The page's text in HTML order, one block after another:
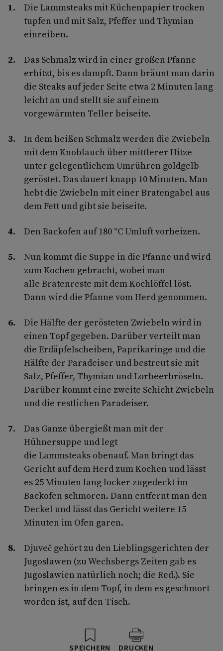
Die Lammsteaks mit Küchenpapier trocken
tupfen und mit Salz, Pfeffer und Thymian
einreiben.
Das Schmalz wird in einer großen Pfanne
erhitzt, bis es dampft. Dann bräunt man darin
die Steaks auf jeder Seite etwa 2 Minuten lang
leicht an und stellt sie auf einem
vorgewärmten Teller beiseite.
In dem heißen Schmalz werden die Zwiebeln
mit dem Knoblauch über mittlerer Hitze
unter gelegentlichem Umrühren goldgelb
geröstet. Das dauert knapp 10 Minuten. Man
hebt die Zwiebeln mit einer Bratengabel aus
dem Fett und gibt sie beiseite.
Den Backofen auf 180 °C Umluft vorheizen.
Nun kommt die Suppe in die Pfanne und wird
zum Kochen gebracht, wobei man
alle Bratenreste mit dem Kochlöffel löst.
Dann wird die Pfanne vom Herd genommen.
Die Hälfte der gerösteten Zwiebeln wird in
einen Topf gegeben. Darüber verteilt man
die Erdäpfelscheiben, Paprikaringe und die
Hälfte der Paradeiser und bestreut sie mit
Salz, Pfeffer, Thymian und Lorbeerbröseln.
Darüber kommt eine zweite Schicht Zwiebeln
und die restlichen Paradeiser.
Das Ganze übergießt man mit der
Hühnersuppe und legt
die Lammsteaks obenauf. Man bringt das
Gericht auf dem Herd zum Kochen und lässt
es 25 Minuten lang locker zugedeckt im
Backofen schmoren. Dann entfernt man den
Deckel und lässt das Gericht weitere 15
Minuten im Ofen garen.
Djuveč gehört zu den Lieblingsgerichten der
Jugoslawen (zu Wechsbergs Zeiten gab es
Jugoslawien natürlich noch; die Red.). Sie
bringen es in dem Topf, in dem es geschmort
worden ist, auf den Tisch.
SPEICHERN DRUCKEN